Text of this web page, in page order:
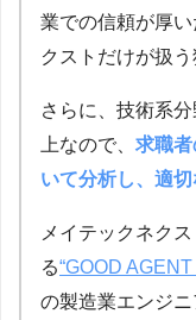
業での信頼が厚
クストだけが扱う
さらに、技術系
上なので、 求職
いて分析し、適切
メイテックネク
る“GOOD
の製造業エンジ